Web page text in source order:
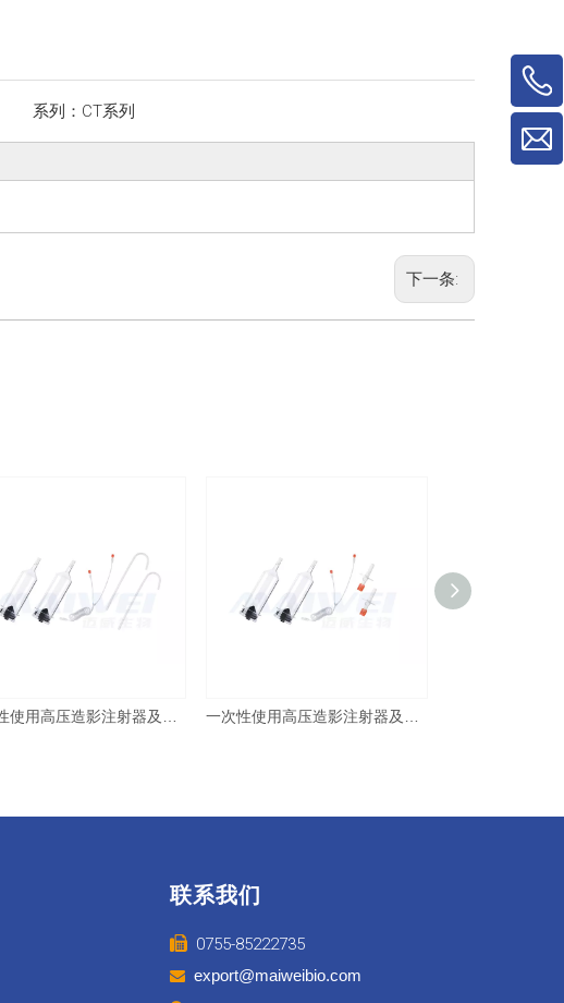
系列： CT系列
下一条:
联系我们
 0755-85222735
 export@maiweibio.com